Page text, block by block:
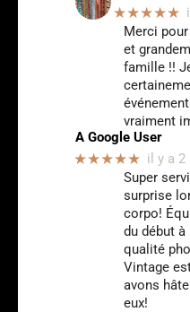
★★★★★
Merci
et
famille !!
vraiment
A Google User
★★★★★ il y a 2
Super
surprise
corpo!
du début à
qualité
Vintage
avons
eux!